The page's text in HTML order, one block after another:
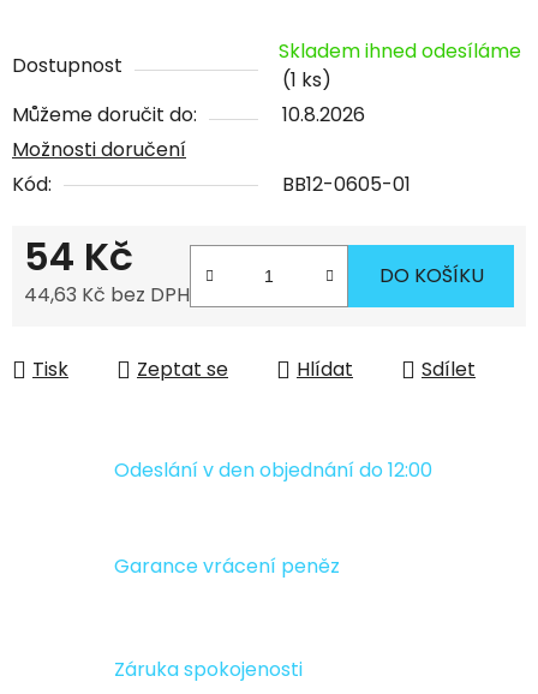
Dostupnost
Skladem ihned odesíláme
(1 ks)
Můžeme doručit do:
10.8.2026
Možnosti doručení
Kód:
BB12-0605-01
54 Kč
44,63 Kč bez DPH
DO KOŠÍKU
Tisk Zeptat se Hlídat Sdílet
Odeslání v den objednání do 12:00
Garance vrácení peněz
Záruka spokojenosti